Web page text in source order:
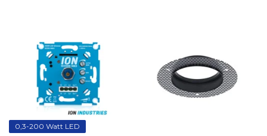
0,3-200 Watt LED